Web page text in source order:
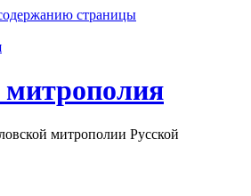
страницы
митрополии Русской